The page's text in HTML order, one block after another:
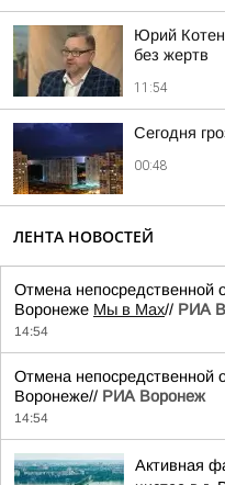
Юрий
без жертв
11:54
Сегодня
00:48
ЛЕНТА НОВОСТЕЙ
Отмена непосредственной
Воронеже Мы в Мах// РИА
14:54
Отмена непосредственной
Воронеже// РИА Воронеж
14:54
Активная